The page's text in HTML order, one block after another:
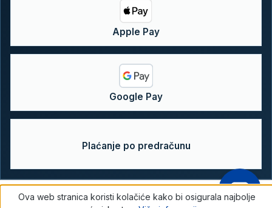
Apple Pay
Google Pay
Plaćanje po predračunu
Ova web stranica koristi kolačiće kako bi osigurala najbolje